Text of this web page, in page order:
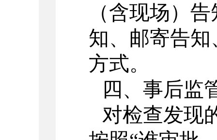
（含现场）
知、邮寄告
方式。
四、事后监
对检查发现